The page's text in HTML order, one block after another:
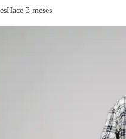
Hace 3 meses